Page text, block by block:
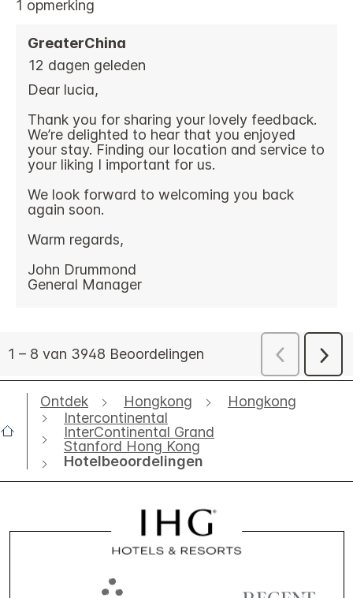
Ontdek Hongkong
Hongkong
Intercontinental
InterContinental Grand
Stanford Hong Kong
Hotelbeoordelingen